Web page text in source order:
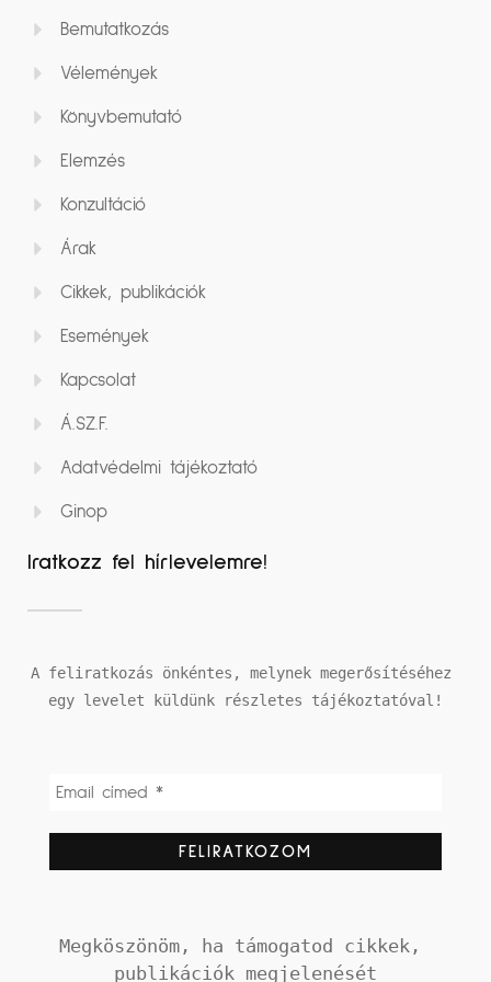
Bemutatkozás
Vélemények
Könyvbemutató
Elemzés
Konzultáció
Árak
Cikkek, publikációk
Események
Kapcsolat
Á.SZ.F.
Adatvédelmi tájékoztató
Ginop
Iratkozz fel hírlevelemre!
A feliratkozás önkéntes, melynek megerősítéséhez
egy levelet küldünk részletes tájékoztatóval!
Megköszönöm, ha támogatod cikkek,
publikációk megjelenését